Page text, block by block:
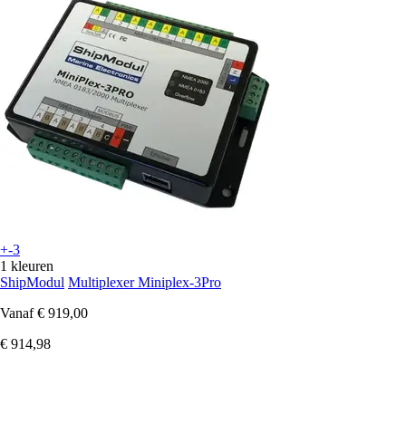
+-3
1 kleuren
ShipModul Multiplexer Miniplex-3Pro
Vanaf € 919,00
€ 914,98